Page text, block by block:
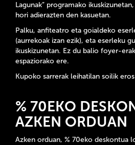
Lagunak” programako
hori adierazten den kasuetan.
Palku, anfiteatro eta goialdeko
(aurrekoak izan ezik), eta eserleku
ikuskizunetan. Ez du balio foyer-
espaziorako ere.
Kupoko sarrerak leihatilan soilik
% 70EKO
AZKEN ORDUAN
Azken orduan, % 70eko deskontua